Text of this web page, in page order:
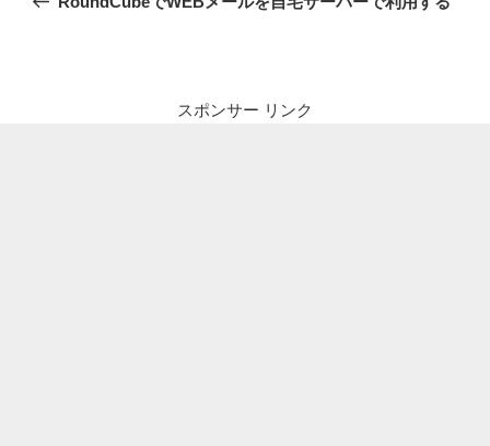
ナ
スポンサー リンク